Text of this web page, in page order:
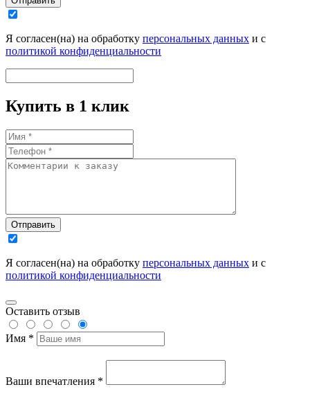
Я согласен(на) на обработку персональных данных и с
политикой конфиденциальности
Купить в 1 клик
Отправить
Я согласен(на) на обработку персональных данных и с
политикой конфиденциальности
Оставить отзыв
Имя *
Ваши впечатления *